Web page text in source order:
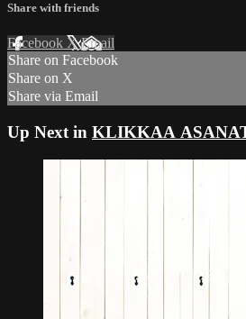
Share with friends
Facebook XEmail
Share on Facebook
Share on X
Share via Email
Up Next in KLIKKAA